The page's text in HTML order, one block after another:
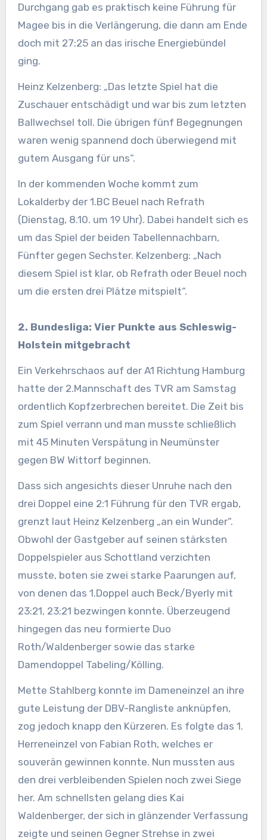
Durchgang gab es praktisch keine Führung für
Magee bis in die Verlängerung, die dann am Ende
doch mit 27:25 an das irische Energiebündel
ging.
Heinz Kelzenberg: „Das letzte Spiel hat die
Zuschauer entschädigt und war bis zum letzten
Ballwechsel toll. Die übrigen fünf Begegnungen
waren wenig spannend doch überwiegend mit
gutem Ausgang für uns“.
In der kommenden Woche kommt zum
Lokalderby der 1.BC Beuel nach Refrath
(Dienstag, 8.10. um 19 Uhr). Dabei handelt sich es
um das Spiel der beiden Tabellennachbarn,
Fünfter gegen Sechster. Kelzenberg: „Nach
diesem Spiel ist klar, ob Refrath oder Beuel noch
um die ersten drei Plätze mitspielt“.
2. Bundesliga: Vier Punkte aus Schleswig-
Holstein mitgebracht
Ein Verkehrschaos auf der A1 Richtung Hamburg
hatte der 2.Mannschaft des TVR am Samstag
ordentlich Kopfzerbrechen bereitet. Die Zeit bis
zum Spiel verrann und man musste schließlich
mit 45 Minuten Verspätung in Neumünster
gegen BW Wittorf beginnen.
Dass sich angesichts dieser Unruhe nach den
drei Doppel eine 2:1 Führung für den TVR ergab,
grenzt laut Heinz Kelzenberg „an ein Wunder“.
Obwohl der Gastgeber auf seinen stärksten
Doppelspieler aus Schottland verzichten
musste, boten sie zwei starke Paarungen auf,
von denen das 1.Doppel auch Beck/Byerly mit
23:21, 23:21 bezwingen konnte. Überzeugend
hingegen das neu formierte Duo
Roth/Waldenberger sowie das starke
Damendoppel Tabeling/Kölling.
Mette Stahlberg konnte im Dameneinzel an ihre
gute Leistung der DBV-Rangliste anknüpfen,
zog jedoch knapp den Kürzeren. Es folgte das 1.
Herreneinzel von Fabian Roth, welches er
souverän gewinnen konnte. Nun mussten aus
den drei verbleibenden Spielen noch zwei Siege
her. Am schnellsten gelang dies Kai
Waldenberger, der sich in glänzender Verfassung
zeigte und seinen Gegner Strehse in zwei